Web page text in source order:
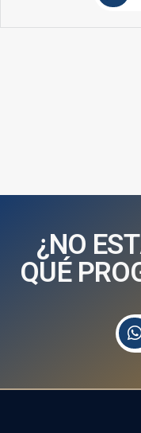
¿NO EST
QUÉ PRO